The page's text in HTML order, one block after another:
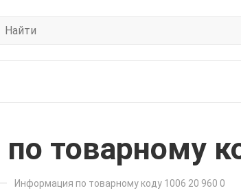
товарному
— Информация по товарному коду 1006 20 960 0